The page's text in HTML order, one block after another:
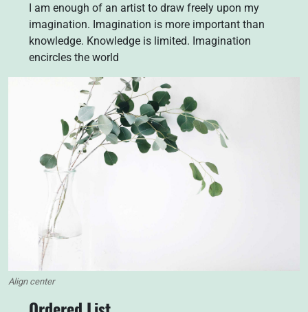
I am enough of an artist to draw freely upon my
imagination. Imagination is more important than
knowledge. Knowledge is limited. Imagination
encircles the world
Align center